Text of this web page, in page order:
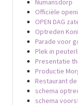
Numansdorp
Officiële
OPEN DAG
Optreden
Parade voor
Plek in
Presentatie
Productie
Restaurant
schema
schema